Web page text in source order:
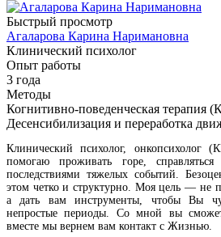
Быстрый просмотр
Агаларова Карина Наримановна
Клинический психолог
Опыт работы
3 года
Методы
Когнитивно-поведенческая терапия
Десенсибилизация и переработка
Клинический психолог, онкопсихолог
помогаю проживать горе,
последствиями тяжелых событий.
этом четко и структурно. Моя цель — не
а дать вам инструменты, чтобы Вы
непростые периоды. Со мной вы
вместе мы вернем вам контакт с Жизнью.